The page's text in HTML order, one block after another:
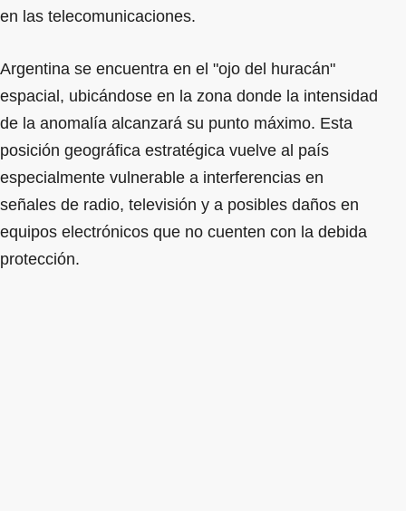
en las telecomunicaciones.
Argentina se encuentra en el "ojo del huracán"
espacial, ubicándose en la zona donde la intensidad
de la anomalía alcanzará su punto máximo. Esta
posición geográfica estratégica vuelve al país
especialmente vulnerable a interferencias en
señales de radio, televisión y a posibles daños en
equipos electrónicos que no cuenten con la debida
protección.